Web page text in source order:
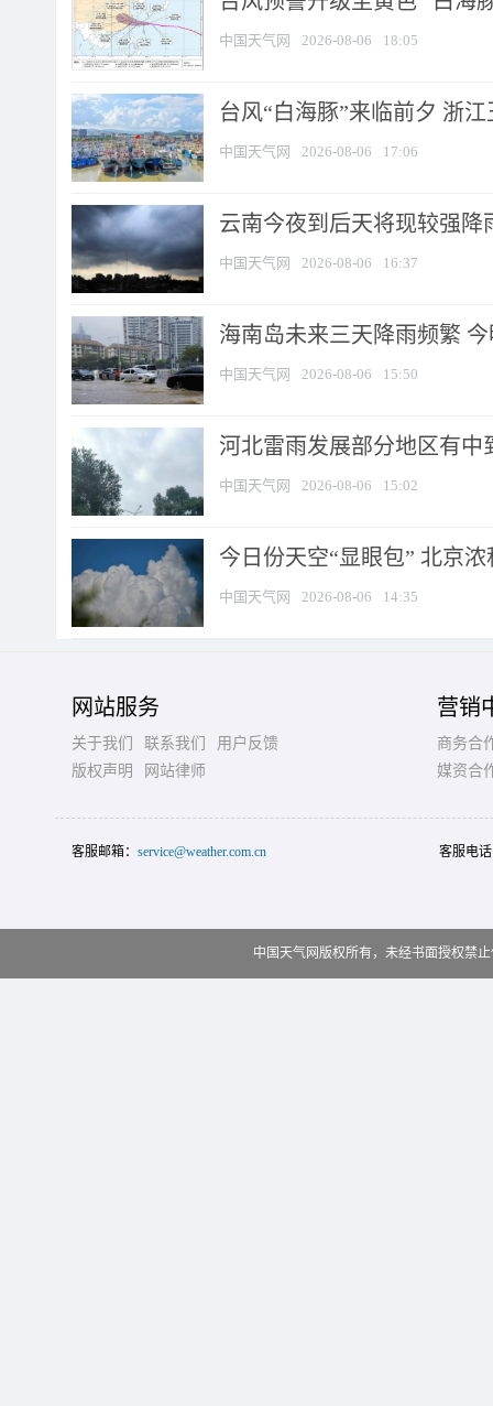
中国天气网 2026-08-06 18:05
台风“白海豚”来临前夕 浙
中国天气网 2026-08-06 17:06
云南今夜到后天将现较强降
中国天气网 2026-08-06 16:37
海南岛未来三天降雨频繁
中国天气网 2026-08-06 15:50
河北雷雨发展部分地区有中
中国天气网 2026-08-06 15:02
今日份天空“显眼包” 北京
中国天气网 2026-08-06 14:35
网站服务
关于我们 联系我们
用户反馈
版权声明
网站律师
营销
商务合
媒资合
客服邮箱： service@weather.com.cn 客服电
中国天气网版权所有，未经书面授权